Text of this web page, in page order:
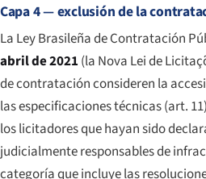
Capa 4 — exclusión de la
La Ley Brasileña de Contratación
abril de 2021 (la Nova Lei de
de contratación consideren la
las especificaciones técnicas (art.
los licitadores que hayan sido
judicialmente responsables de
categoría que incluye las